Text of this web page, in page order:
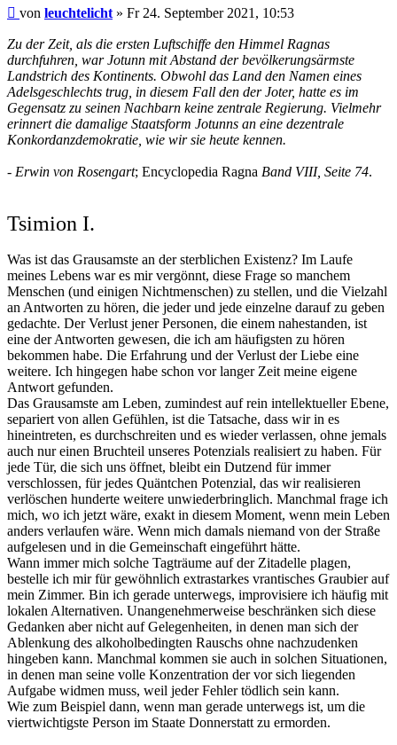
Beitrag
von leuchtelicht » Fr 24. September 2021, 10:53
Zu der Zeit, als die ersten Luftschiffe den Himmel Ragnas
durchfuhren, war Jotunn mit Abstand der bevölkerungsärmste
Landstrich des Kontinents. Obwohl das Land den Namen eines
Adelsgeschlechts trug, in diesem Fall den der Joter, hatte es im
Gegensatz zu seinen Nachbarn keine zentrale Regierung. Vielmehr
erinnert die damalige Staatsform Jotunns an eine dezentrale
Konkordanzdemokratie, wie wir sie heute kennen.
- Erwin von Rosengart; Encyclopedia Ragna Band VIII, Seite 74.
Tsimion I.
Was ist das Grausamste an der sterblichen Existenz? Im Laufe
meines Lebens war es mir vergönnt, diese Frage so manchem
Menschen (und einigen Nichtmenschen) zu stellen, und die Vielzahl
an Antworten zu hören, die jeder und jede einzelne darauf zu geben
gedachte. Der Verlust jener Personen, die einem nahestanden, ist
eine der Antworten gewesen, die ich am häufigsten zu hören
bekommen habe. Die Erfahrung und der Verlust der Liebe eine
weitere. Ich hingegen habe schon vor langer Zeit meine eigene
Antwort gefunden.
Das Grausamste am Leben, zumindest auf rein intellektueller Ebene,
separiert von allen Gefühlen, ist die Tatsache, dass wir in es
hineintreten, es durchschreiten und es wieder verlassen, ohne jemals
auch nur einen Bruchteil unseres Potenzials realisiert zu haben. Für
jede Tür, die sich uns öffnet, bleibt ein Dutzend für immer
verschlossen, für jedes Quäntchen Potenzial, das wir realisieren
verlöschen hunderte weitere unwiederbringlich. Manchmal frage ich
mich, wo ich jetzt wäre, exakt in diesem Moment, wenn mein Leben
anders verlaufen wäre. Wenn mich damals niemand von der Straße
aufgelesen und in die Gemeinschaft eingeführt hätte.
Wann immer mich solche Tagträume auf der Zitadelle plagen,
bestelle ich mir für gewöhnlich extrastarkes vrantisches Graubier auf
mein Zimmer. Bin ich gerade unterwegs, improvisiere ich häufig mit
lokalen Alternativen. Unangenehmerweise beschränken sich diese
Gedanken aber nicht auf Gelegenheiten, in denen man sich der
Ablenkung des alkoholbedingten Rauschs ohne nachzudenken
hingeben kann. Manchmal kommen sie auch in solchen Situationen,
in denen man seine volle Konzentration der vor sich liegenden
Aufgabe widmen muss, weil jeder Fehler tödlich sein kann.
Wie zum Beispiel dann, wenn man gerade unterwegs ist, um die
viertwichtigste Person im Staate Donnerstatt zu ermorden.